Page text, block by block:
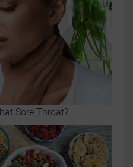
Sore Throat?